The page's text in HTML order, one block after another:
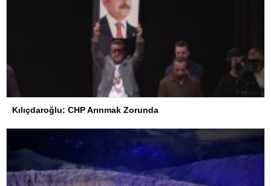
Kılıçdaroğlu: CHP Arınmak Zorunda